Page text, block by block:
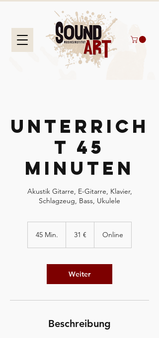
Unterrich
t 45
Minuten
Akustik Gitarre, E-Gitarre, Klavier,
Schlagzeug, Bass, Ukulele
45 Min.
i
.
31 € Online
Weiter
Beschreibung